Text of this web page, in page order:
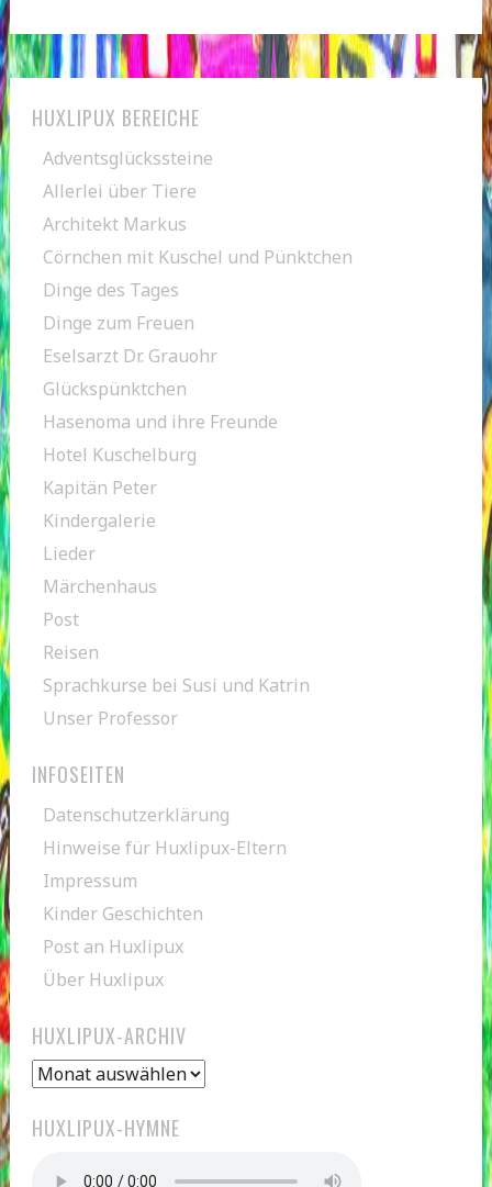
HUXLIPUX BEREICHE
Adventsglückssteine
Allerlei über Tiere
Architekt Markus
Cörnchen mit Kuschel und Pünktchen
Dinge des Tages
Dinge zum Freuen
Eselsarzt Dr. Grauohr
Glückspünktchen
Hasenoma und ihre Freunde
Hotel Kuschelburg
Kapitän Peter
Kindergalerie
Lieder
Märchenhaus
Post
Reisen
Sprachkurse bei Susi und Katrin
Unser Professor
INFOSEITEN
Datenschutzerklärung
Hinweise für Huxlipux-Eltern
Impressum
Kinder Geschichten
Post an Huxlipux
Über Huxlipux
HUXLIPUX-ARCHIV
Huxlipux-
HUXLIPUX-HYMNE